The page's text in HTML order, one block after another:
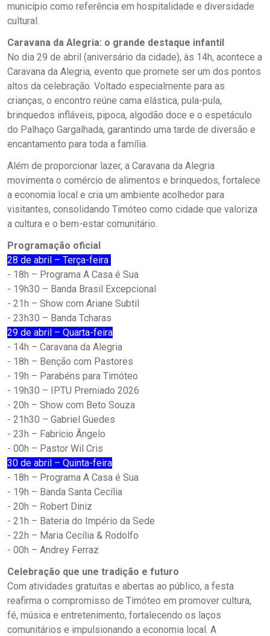
município como referência em hospitalidade e diversidade
cultural.
Caravana da Alegria: o grande destaque infantil
No dia 29 de abril (aniversário da cidade), às 14h, acontece a
Caravana da Alegria, evento que promete ser um dos pontos
altos da celebração. Voltado especialmente para as
crianças, o encontro reúne cama elástica, pula-pula,
brinquedos infláveis, pipoca, algodão doce e o espetáculo
do Palhaço Gargalhada, garantindo uma tarde de diversão e
encantamento para toda a família.
Além de proporcionar lazer, a Caravana da Alegria
movimenta o comércio de alimentos e brinquedos, fortalece
a economia local e cria um ambiente acolhedor para
visitantes, consolidando Timóteo como cidade que valoriza
a cultura e o bem-estar comunitário.
Programação oficial
28 de abril – Terça-feira
- 18h – Programa A Casa é Sua
- 19h30 – Banda Brasil Excepcional
- 21h – Show com Ariane Subtil
- 23h30 – Banda Tcharas
29 de abril – Quarta-feira
- 14h – Caravana da Alegria
- 18h – Benção com Pastores
- 19h – Parabéns para Timóteo
- 19h30 – IPTU Premiado 2026
- 20h – Show com Beto Souza
- 21h30 – Gabriel Guedes
- 23h – Fabrício Ângelo
- 00h – Pastor Wil Cris
30 de abril – Quinta-feira
- 18h – Programa A Casa é Sua
- 19h – Banda Santa Cecília
- 20h – Robert Diniz
- 21h – Bateria do Império da Sede
- 22h – Maria Cecília & Rodolfo
- 00h – Andrey Ferraz
Celebração que une tradição e futuro
Com atividades gratuitas e abertas ao público, a festa
reafirma o compromisso de Timóteo em promover cultura,
fé, música e entretenimento, fortalecendo os laços
comunitários e impulsionando a economia local. A